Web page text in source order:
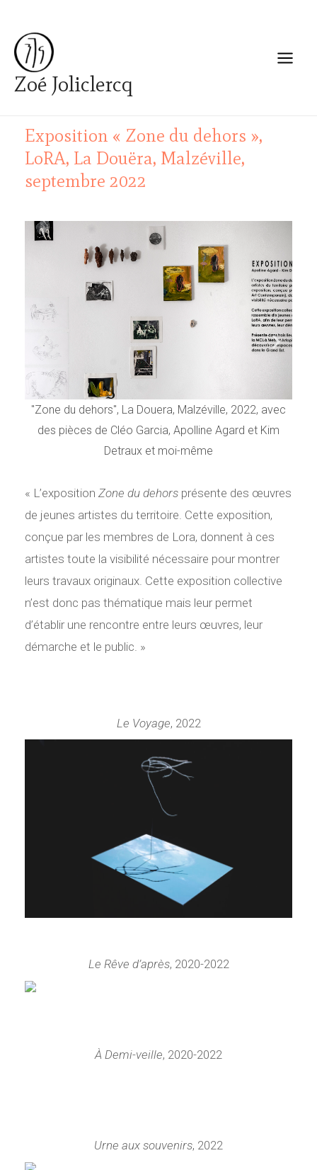
contenu
Zoé Joliclercq
Menu
Exposition « Zone du dehors »,
LoRA, La Douëra, Malzéville,
septembre 2022
"Zone du dehors", La Douera, Malzéville, 2022, avec
des pièces de Cléo Garcia, Apolline Agard et Kim
Detraux et moi-même
P
r
é
d
e
n
t
S
i
n
t
« L’expositionZone du dehors présente des œuvres
de jeunes artistes du territoire. Cette exposition,
conçue par les membres de Lora, donnent à ces
artistes toute la visibilité nécessaire pour montrer
leurs travaux originaux. Cette exposition collective
n’est donc pas thématique mais leur permet
d’établir une rencontre entre leurs œuvres, leur
démarche et le public. »
Le Voyage, 2022
Le Rêve d’après, 2020-2022
À Demi-veille, 2020-2022
Urne aux souvenirs, 2022
articles